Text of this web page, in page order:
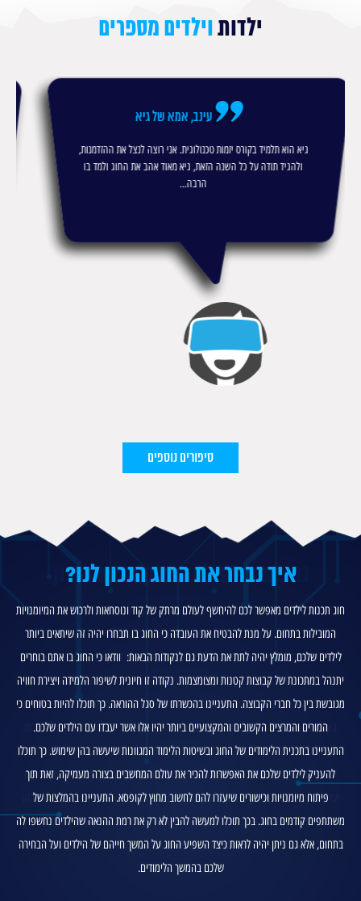
ילדותוילדים מספרים
שרון, אמא של אלירן
אלירן לומד בסייברנט שחמט. הוא מאוד אוהב את השיעורים
ומשתתף. זה עושה לי טוב ברמה האישית. הוא נפתח חברתית לעוד
ילדים זה הפתיע אותי ומשמח...
סיפורים נוספים
מכללת Cybernet ישראל
03-9612699
איך נבחר את החוג הנכון לנו?
חוג תכנות לילדים מאפשר לכם להיחשף לעולם מרתק של קוד ונוסחאות ולרכוש את המיומנויות
המובילות בתחום. על מנת להבטיח את העובדה כי החוג בו תבחרו יהיה זה שיתאים ביותר
לילדים שלכם, מומלץ יהיה לתת את הדעת גם לנקודות הבאות: וודאו כי החוג בו אתם בוחרים
יתנהל במתכונת של קבוצות קטנות ומצומצמות. נקודה זו חיונית לשיפור הלמידה ויצירת חוויה
מגובשת בין כל חברי הקבוצה. התעניינו בהכשרתו של סגל ההוראה. כך תוכלו להיות בטוחים כי
המורים והמרצים הקשובים והמקצועיים ביותר יהיו אלו אשר יעבדו עם הילדים שלכם.
התעניינו בתכנית הלימודים של החוג ובשיטות הלימוד המגוונות שיעשה בהן שימוש. כך תוכלו
להעניק לילדים שלכם את האפשרות להכיר את עולם המחשבים בצורה מעמיקה, זאת תוך
פיתוח מיומנויות וכישורים שיעזרו להם לחשוב מחוץ לקופסא. התעניינו בהמלצות של
משתתפים קודמים בחוג. בכך תוכלו למעשה להבין לא רק את רמת ההנאה שהילדים נחשפו לה
בתחום, אלא גם ניתן יהיה לראות כיצד השפיע החוג על המשך חייהם של הילדים ועל הבחירה
שלכם בהמשך הלימודים.
נחשפים לעולם מרתק ומלא דמיון
לימוד תכנות לילדים הוא זה אשר יכיר להם את שפת התכנות ויסייע ברכישתן של מיומנויות
חשובות בתחום, הרבה מעבר למידע שמוגבל בתכנות בלבד. בחוג ייחודי אשר מציעה לכם
מכללת סייברנט ישראל, גם ילדיכם יוכלו להתנסות בעולם מלא דמיון ויצירה לצד רצינות ודיוק
רב. הלימודים המרתקים הללו יאפשרו לילדים לרכוש כישורים לחיים בסביבת עבודה פיתוח
אמיתית ולהתנסות בחשיבה מחוץ לקופסא ופיתוח יצירתיות, סקרנות והתלהבות כלפי התחום.
בעת פניה אל מכללת סייברנט ישראל, גם אתם יכולים להעניק לילדים שלכם את האפשרות
להיחשף לעולם מרתק של קוד בו תוכלו ליצור על דבר אשר עולה על דמיונכם. הלימודים יאפשרו
לילדים להמשיך במסלולים שונים ומגוונים שיובילו לתכנון אפליקציות, רובוטיקה ואף צילום
ועריכה דיגיטלית. אין ספק כי מסלול זה מהווה את אחד הדרכים המעניינות ביותר לצעוד בהן
אל עבר עתיד מרתק בו ניתן יהיה לתת דרור ליצירתיות של ילדיכם. צרו קשר באתר או בטלפון
03-9612699 כבר היום לקבלת פרטים נוספים בנוגע למסלולים השונים המוצעים לכם כאן.
03-9612699
במסגרתה
של מכללת סייברנט ישראל המובילה
03-9612699
מכללת Cybernet
03-9612699
מכללת סייברנטישראל
03-9612699
מכללת סייברנט ישראל